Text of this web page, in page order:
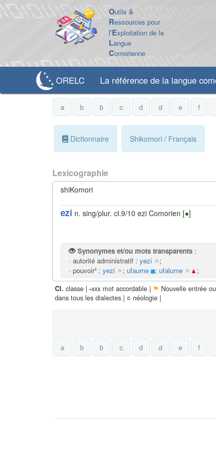
Outils &
Ressources pour
l'Exploitation de la
Langue
Comorienne
ORELC La référence de la langue
a b ɓ c d ɗ e f
Dictionnaire Shikomori / Français
Lexicographie
shiKomori
ezi n. sing/plur. cl.9/10 ezi Comorien [●]
Synonymes et/ou mots transparents :
· autorité administratif : yezi ✧;
· pouvoir² : yezi ✧; ufaume ; ufalume ✧ ▲ ;
Cl. classe | -xxx mot accordable | ⚑ Nouvelle entrée
dans tous les dialectes | ○ néologie |
a b ɓ c d ɗ e f